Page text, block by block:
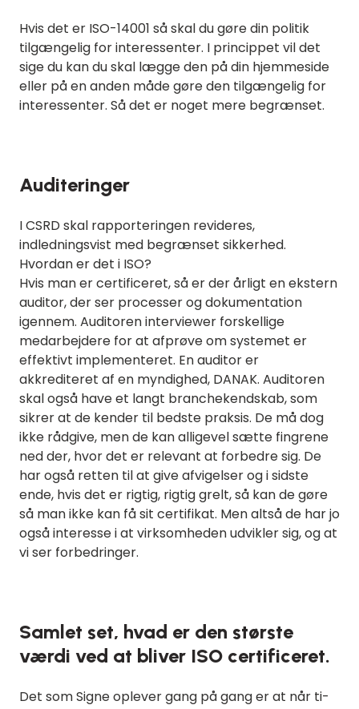
Hvis det er ISO-14001 så skal du gøre din politik
tilgængelig for interessenter. I princippet vil det
sige du kan du skal lægge den på din hjemmeside
eller på en anden måde gøre den tilgængelig for
interessenter. Så det er noget mere begrænset.
Auditeringer
I CSRD skal rapporteringen revideres,
indledningsvist med begrænset sikkerhed.
Hvordan er det i ISO?
Hvis man er certificeret, så er der årligt en ekstern
auditor, der ser processer og dokumentation
igennem. Auditoren interviewer forskellige
medarbejdere for at afprøve om systemet er
effektivt implementeret. En auditor er
akkrediteret af en myndighed, DANAK. Auditoren
skal også have et langt branchekendskab, som
sikrer at de kender til bedste praksis. De må dog
ikke rådgive, men de kan alligevel sætte fingrene
ned der, hvor det er relevant at forbedre sig. De
har også retten til at give afvigelser og i sidste
ende, hvis det er rigtig, rigtig grelt, så kan de gøre
så man ikke kan få sit certifikat. Men altså de har jo
også interesse i at virksomheden udvikler sig, og at
vi ser forbedringer.
Samlet set, hvad er den største
værdi ved at bliver ISO certificeret.
Det som Signe oplever gang på gang er at når ti-